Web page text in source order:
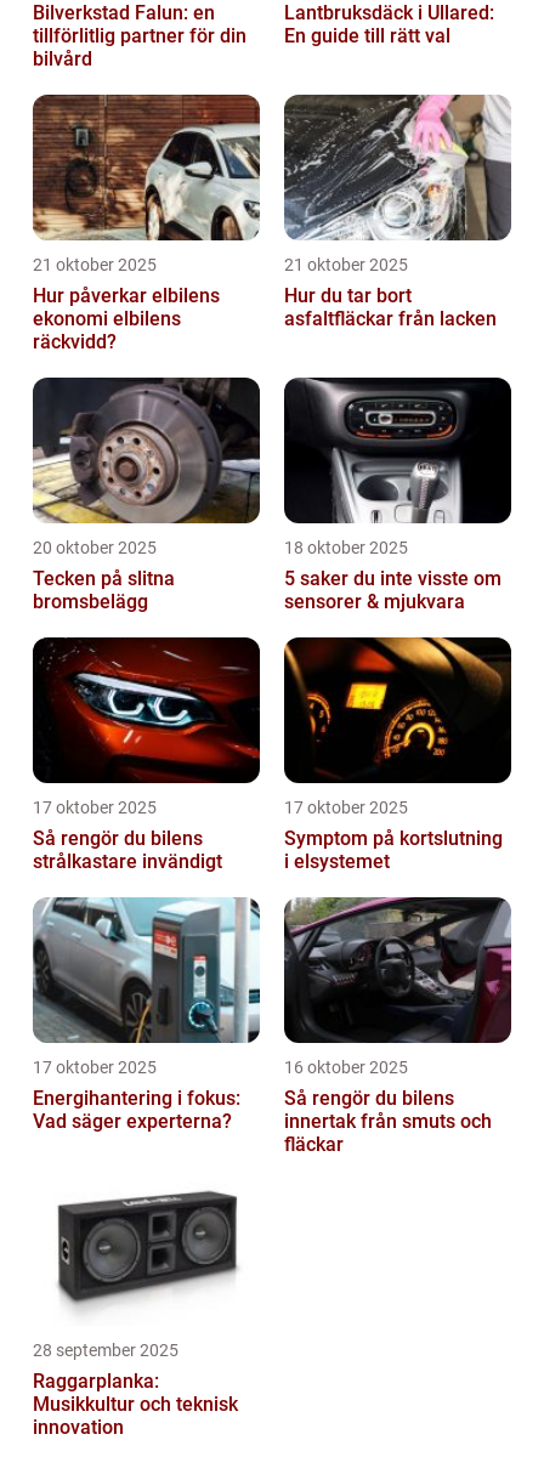
Bilverkstad Falun: en
tillförlitlig partner för din
bilvård
Lantbruksdäck i Ullared:
En guide till rätt val
21 oktober 2025
Hur påverkar elbilens
ekonomi elbilens
räckvidd?
21 oktober 2025
Hur du tar bort
asfaltfläckar från lacken
20 oktober 2025
Tecken på slitna
bromsbelägg
18 oktober 2025
5 saker du inte visste om
sensorer & mjukvara
17 oktober 2025
Så rengör du bilens
strålkastare invändigt
17 oktober 2025
Symptom på kortslutning
i elsystemet
17 oktober 2025
Energihantering i fokus:
Vad säger experterna?
16 oktober 2025
Så rengör du bilens
innertak från smuts och
fläckar
28 september 2025
Raggarplanka:
Musikkultur och teknisk
innovation